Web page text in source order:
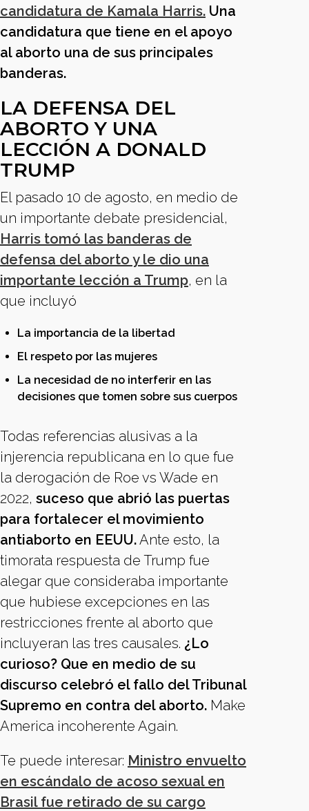
candidatura de Kamala Harris. Una
candidatura que tiene en el apoyo
al aborto una de sus principales
banderas.
LA DEFENSA DEL
ABORTO Y UNA
LECCIÓN A DONALD
TRUMP
El pasado 10 de agosto, en medio de
un importante debate presidencial,
Harris tomó las banderas de
defensa del aborto y le dio una
importante lección a Trump, en la
que incluyó
La importancia de la libertad
El respeto por las mujeres
La necesidad de no interferir en las
decisiones que tomen sobre sus cuerpos
Todas referencias alusivas a la
injerencia republicana en lo que fue
la derogación de Roe vs Wade en
2022, suceso que abrió las puertas
para fortalecer el movimiento
antiaborto en EEUU.Ante esto, la
timorata respuesta de Trump fue
alegar que consideraba importante
que hubiese excepciones en las
restricciones frente al aborto que
incluyeran las tres causales. ¿Lo
curioso? Que en medio de su
discurso celebró el fallo del Tribunal
Supremo en contra del aborto. Make
America incoherente Again.
Te puede interesar: Ministro envuelto
en escándalo de acoso sexual en
Brasil fue retirado de su cargo